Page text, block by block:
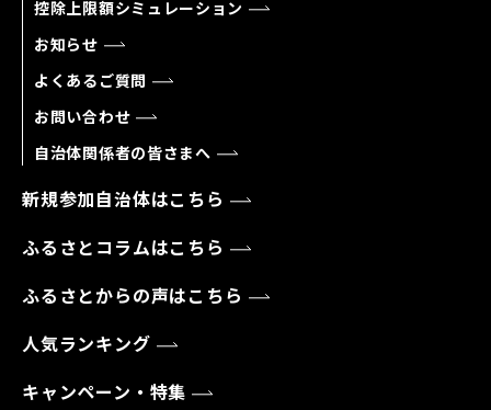
控除上限額シミュレーション
お知らせ
よくあるご質問
お問い合わせ
自治体関係者の皆さまへ
新規参加自治体はこちら
ふるさとコラムはこちら
ふるさとからの声はこちら
人気ランキング
キャンペーン・特集